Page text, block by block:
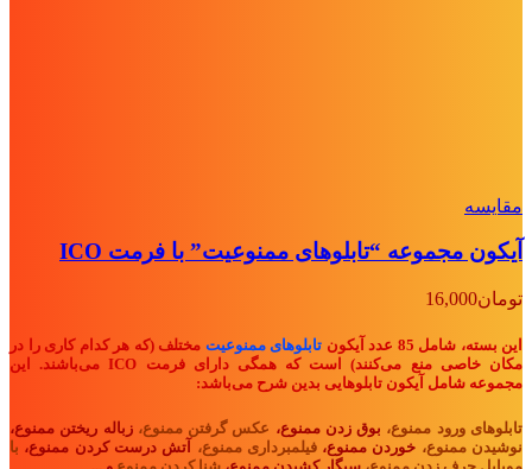
مقايسه
آیکون مجموعه “تابلوهای ممنوعیت” با فرمت ICO
تومان16,000
این بسته، شامل 85 عدد آیکون تابلوهای ممنوعیت مختلف (که هر کدام کاری را در
مکان خاصی منع می‌کنند) است که همگی دارای فرمت ICO می‌باشند. این
مجموعه شامل آیکون تابلوهایی بدین شرح می‌باشد:
تابلوهای ورود ممنوع، بوق زدن ممنوع، عکس گرفتن ممنوع، زباله ریختن ممنوع،
نوشیدن ممنوع، خوردن ممنوع،فیلمبرداری ممنوع، آتش درست کردن ممنوع، با